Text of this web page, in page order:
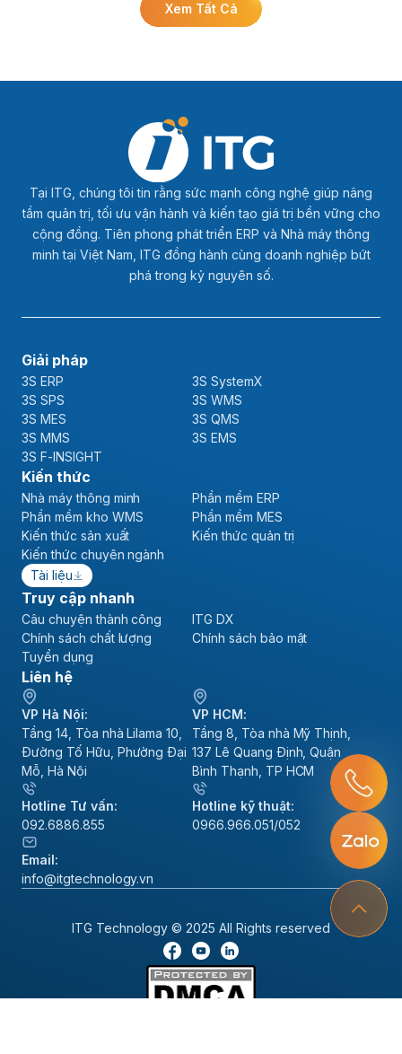
Xem Tất Cả
Tại ITG, chúng tôi tin rằng sức mạnh công nghệ giúp nâng
tầm quản trị, tối ưu vận hành và kiến tạo giá trị bền vững cho
cộng đồng. Tiên phong phát triển ERP và Nhà máy thông
minh tại Việt Nam, ITG đồng hành cùng doanh nghiệp bứt
phá trong kỷ nguyên số.
Giải pháp
3S ERP
3S SystemX
3S SPS
3S WMS
3S MES
3S QMS
3S MMS
3S EMS
3S F-INSIGHT
Kiến thức
Nhà máy thông minh
Phần mềm ERP
Phần mềm kho WMS
Phần mềm MES
Kiến thức sản xuất
Kiến thức quản trị
Kiến thức chuyên ngành
Tài liệu
Truy cập nhanh
Câu chuyện thành công
ITG DX
Chính sách chất lượng
Chính sách bảo mật
Tuyển dụng
Liên hệ
VP Hà Nội:
Tầng 14, Tòa nhà Lilama 10,
Đường Tố Hữu, Phường Đại
Mỗ, Hà Nội
VP HCM:
Tầng 8, Tòa nhà Mỹ Thịnh,
137 Lê Quang Định, Quận
Bình Thạnh, TP HCM
Hotline Tư vấn:
092.6886.855
Hotline kỹ thuật:
0966.966.051/052
Email:
info@itgtechnology.vn
ITG Technology © 2025 All Rights reserved